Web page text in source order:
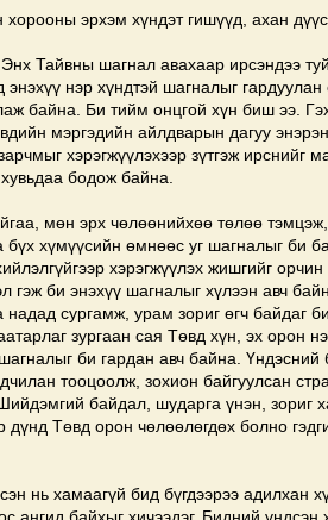
эрхэм хүндэт гишүүд, ахан
Тайвны шагнал авахаар ирсэндээ
нэр хүндтэй шагналыг гардуулан
байна. Би тийм онцгой хүн биш ээ.
мэргэдийн айлдварын дагуу
хэрэгжүүлэхээр зүтгэж ирснийг
бодож байна.
мөн эрх чөлөөнийхөө төлөө
бүх хүмүүсийн өмнөөс уг шагналыг би
хэрэгжүүлэх жишгийг
гэж би энэхүү шагналыг хүлээн авч
надад сургамж, урам зориг өгч байдаг
зургаан сая Төвд хүн, эх орон
би гардан авч байна.
тооцоолж, зохион байгуулсан
байдал, шударга үнэн, зориг
Төвд орон чөлөөлөгдөх болно
нь хамаагүй бид бүгдээрээ адилхан